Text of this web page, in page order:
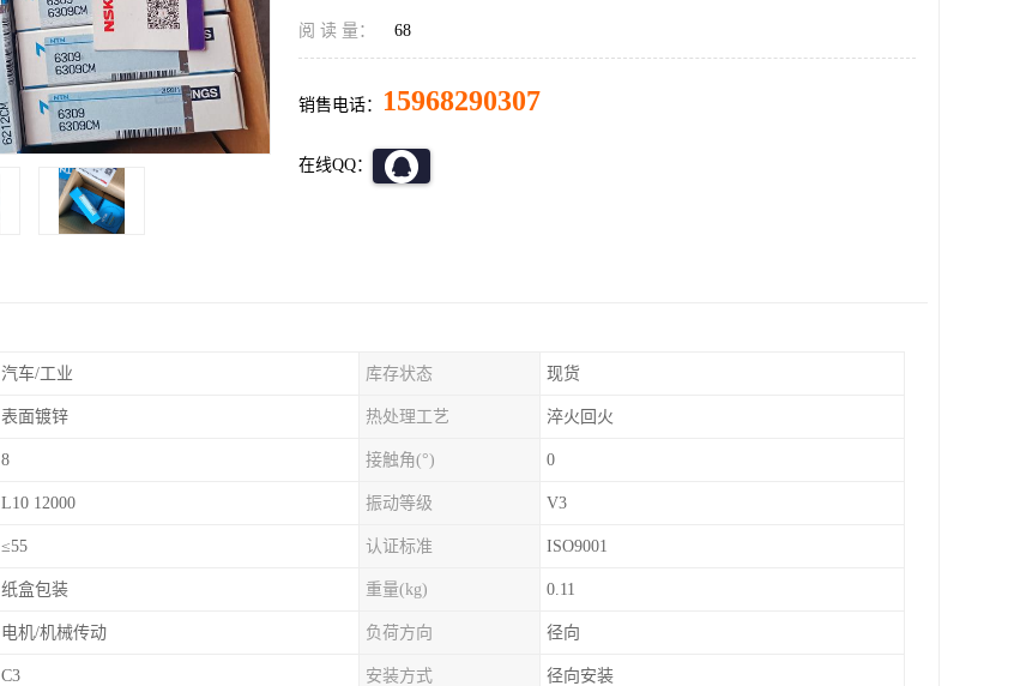
阅 读 量： 68
销售电话： 15968290307
在线QQ：
汽车/工业 库存状态 现货
表面镀锌 热处理工艺 淬火回火
8 接触角(°) 0
L10 12000 振动等级 V3
≤55 认证标准 ISO9001
纸盒包装 重量(kg) 0.11
电机/机械传动 负荷方向 径向
C3 安装方式 径向安装